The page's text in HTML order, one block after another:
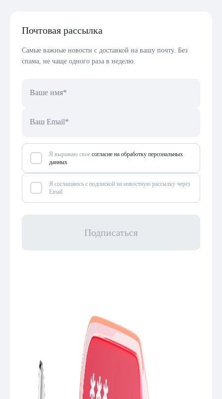
Почтовая рассылка
Самые важные новости с доставкой на вашу почту. Без
спама, не чаще одного раза в неделю.
Я выражаю свое согласие на обработку персональных
данных
Я соглашаюсь с подпиской на новостную рассылку через
Email
Подписаться